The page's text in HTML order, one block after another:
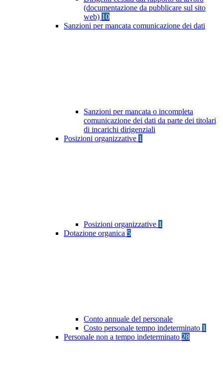
(documentazione da pubblicare sul sito
web) 10
Sanzioni per mancata comunicazione dei dati
Sanzioni per mancata o incompleta
comunicazione dei dati da parte dei titolari
di incarichi dirigenziali
Posizioni organizzative 1
Posizioni organizzative 1
Dotazione organica 5
Conto annuale del personale
Costo personale tempo indeterminato 1
Personale non a tempo indeterminato 28